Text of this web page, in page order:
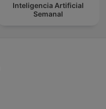
Inteligencia Artificial
Semanal